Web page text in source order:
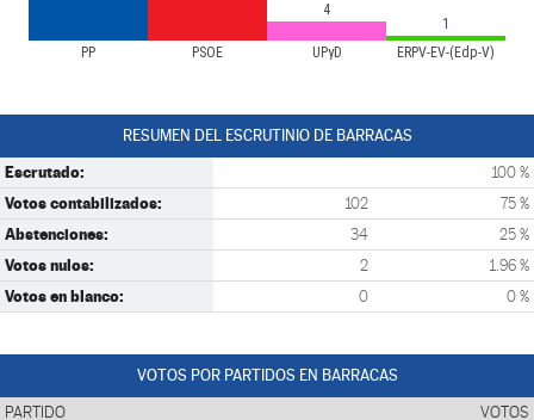
PP PSOE UPyD ERPV-EV-(Edp-V)
4
1
RESUMEN DEL ESCRUTINIO DE BARRACAS
Escrutado: 100 %
Votos contabilizados: 102 75 %
Abstenciones: 34 25 %
Votos nulos: 2 1.96 %
Votos en blanco: 0 0 %
VOTOS POR PARTIDOS EN BARRACAS
PARTIDO VOTOS